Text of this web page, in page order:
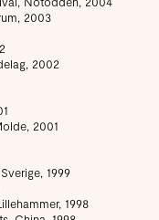
2003
2002
2001
1999
1998